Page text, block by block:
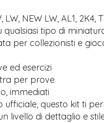
NEW LW, AL1, 2K4,
tipo di
per collezionisti e
ed esercizi
per prove
immediati
questo kit ti
livello di dettaglio e